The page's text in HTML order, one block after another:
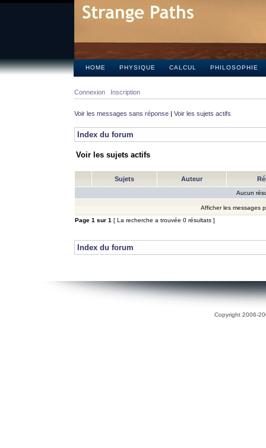
HOME PHYSIQUE CALCUL PHILOSOPHIE
Connexion Inscription
Voir les messages sans réponse | Voir les sujets actifs
Index du forum
Voir les sujets actifs
Sujets Auteur
Aucun
Afficher les messages
Page 1 sur 1 [ La recherche a trouvée 0 résultats ]
Index du forum
Copyright 2006-